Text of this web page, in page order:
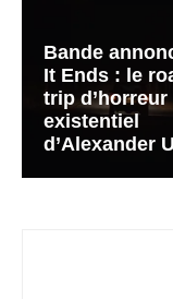
Bande
It Ends : le
trip d’horreur
existentiel
d’Alexander